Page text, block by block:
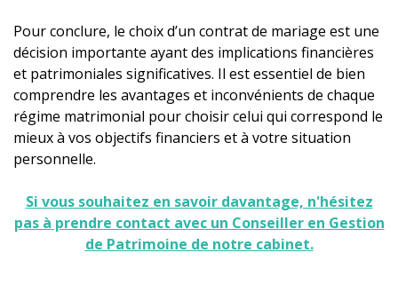
Pour conclure, le choix d’un contrat de mariage est une
décision importante ayant des implications financières
et patrimoniales significatives. Il est essentiel de bien
comprendre les avantages et inconvénients de chaque
régime matrimonial pour choisir celui qui correspond le
mieux à vos objectifs financiers et à votre situation
personnelle.
Si vous souhaitez en savoir davantage, n'hésitez
pas à prendre contact avec un Conseiller en Gestion
de Patrimoine de notre cabinet.